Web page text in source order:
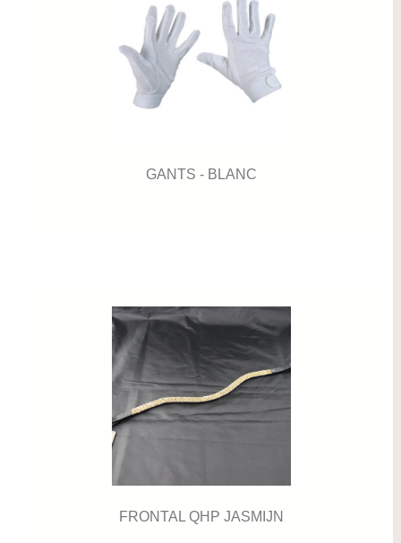
GANTS - BLANC
FRONTAL QHP JASMIJN